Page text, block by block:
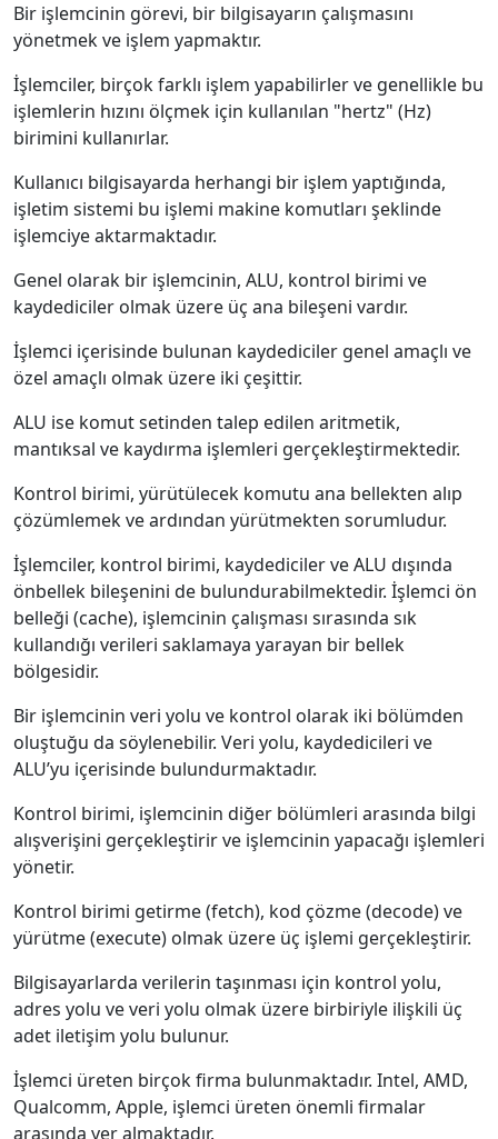
Bir işlemcinin görevi, bir bilgisayarın çalışmasını
yönetmek ve işlem yapmaktır.
İşlemciler, birçok farklı işlem yapabilirler ve genellikle bu
işlemlerin hızını ölçmek için kullanılan "hertz" (Hz)
birimini kullanırlar.
Kullanıcı bilgisayarda herhangi bir işlem yaptığında,
işletim sistemi bu işlemi makine komutları şeklinde
işlemciye aktarmaktadır.
Genel olarak bir işlemcinin, ALU, kontrol birimi ve
kaydediciler olmak üzere üç ana bileşeni vardır.
İşlemci içerisinde bulunan kaydediciler genel amaçlı ve
özel amaçlı olmak üzere iki çeşittir.
ALU ise komut setinden talep edilen aritmetik,
mantıksal ve kaydırma işlemleri gerçekleştirmektedir.
Kontrol birimi, yürütülecek komutu ana bellekten alıp
çözümlemek ve ardından yürütmekten sorumludur.
İşlemciler, kontrol birimi, kaydediciler ve ALU dışında
önbellek bileşenini de bulundurabilmektedir. İşlemci ön
belleği (cache), işlemcinin çalışması sırasında sık
kullandığı verileri saklamaya yarayan bir bellek
bölgesidir.
Bir işlemcinin veri yolu ve kontrol olarak iki bölümden
oluştuğu da söylenebilir. Veri yolu, kaydedicileri ve
ALU’yu içerisinde bulundurmaktadır.
Kontrol birimi, işlemcinin diğer bölümleri arasında bilgi
alışverişini gerçekleştirir ve işlemcinin yapacağı işlemleri
yönetir.
Kontrol birimi getirme (fetch), kod çözme (decode) ve
yürütme (execute) olmak üzere üç işlemi gerçekleştirir.
Bilgisayarlarda verilerin taşınması için kontrol yolu,
adres yolu ve veri yolu olmak üzere birbiriyle ilişkili üç
adet iletişim yolu bulunur.
İşlemci üreten birçok firma bulunmaktadır. Intel, AMD,
Qualcomm, Apple, işlemci üreten önemli firmalar
arasında yer almaktadır.